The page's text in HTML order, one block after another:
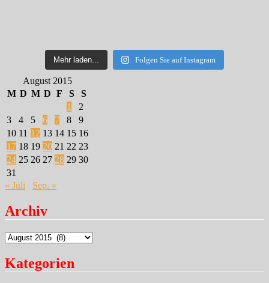
Mehr laden... Folgen Sie auf Instagram
August 2015
M D M D F S
S
1
2
3
4 5 6 7 8
9
10 11 12 13 14 15 16
17 18 19 20 21 22 23
24 25 26 27 28 29 30
31
« Juli
Sep. »
Archiv
Archiv
Kategorien